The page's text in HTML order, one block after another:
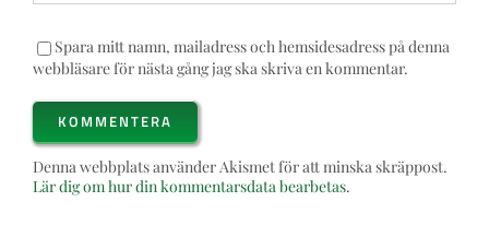
Spara mitt namn, mailadress och hemsidesadress på denna
webbläsare för nästa gång jag ska skriva en kommentar.
Denna webbplats använder Akismet för att minska skräppost.
Lär dig om hur din kommentarsdata bearbetas.